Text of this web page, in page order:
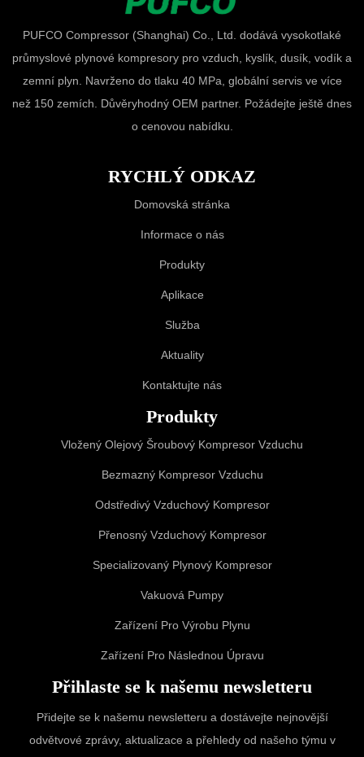
PUFCO Compressor (Shanghai) Co., Ltd. dodává vysokotlaké
průmyslové plynové kompresory pro vzduch, kyslík, dusík, vodík a
zemní plyn. Navrženo do tlaku 40 MPa, globální servis ve více
než 150 zemích. Důvěryhodný OEM partner. Požádejte ještě dnes
o cenovou nabídku.
RYCHLÝ ODKAZ
Domovská stránka
Informace o nás
Produkty
Aplikace
Služba
Aktuality
Kontaktujte nás
Produkty
Vložený Olejový Šroubový Kompresor Vzduchu
Bezmazný Kompresor Vzduchu
Odstředivý Vzduchový Kompresor
Přenosný Vzduchový Kompresor
Specializovaný Plynový Kompresor
Vakuová Pumpy
Zařízení Pro Výrobu Plynu
Zařízení Pro Následnou Úpravu
Přihlaste se k našemu newsletteru
Přidejte se k našemu newsletteru a dostávejte nejnovější
odvětvové zprávy, aktualizace a přehledy od našeho týmu v